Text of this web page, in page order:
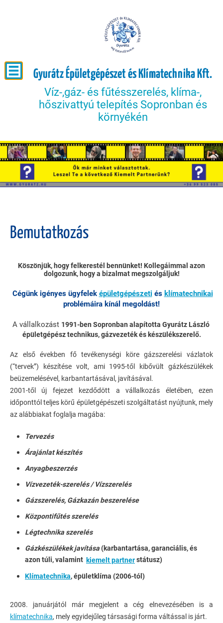
Gyurátz Épületgépészet és Klímatechnika Kft.
Víz-,gáz- és fűtésszerelés, klíma-,
hőszivattyú telepítés Sopronban és
környékén
Bemutatkozás
Köszönjük, hogy felkerestél bennünket! Kollegáimmal azon
dolgozunk, hogy a bizalmat megszolgáljuk!
Cégünk igényes ügyfelek épületgépészeti és klímatechnikai
problémáira kínál megoldást!
A vállalkozást 1991-ben Sopronban alapította Gyurátz László
épületgépész technikus, gázvezeték és készülékszerelő.
Az első években fő tevékenységi köre gázszerelési vázlatok
(“tervek”) készítése volt, ami 1995-től kibővült gázkészülékek
beüzemelésével, karbantartásával, javításával.
2001-től új fejezet kezdődött a vállalkozás életében, ezen
időponttól teljes körű épületgépészeti szolgáltatást nyújtunk, mely
az alábbiakat foglalja magába:
Tervezés
Árajánlat készítés
Anyagbeszerzés
Vízvezeték-szerelés / Vízszerelés
Gázszerelés, Gázkazán beszerelése
Központifűtés szerelés
Légtechnika szerelés
Gázkészülékek javítása(karbantartása, garanciális, és
azon túli, valamint kiemelt partnerstátusz)
Klímatechnika, épületklíma (2006-tól)
2008. januárjától már megjelent a cég elnevezésében is a
klímatechnika, mely egyidejűleg társasági forma váltással is járt.